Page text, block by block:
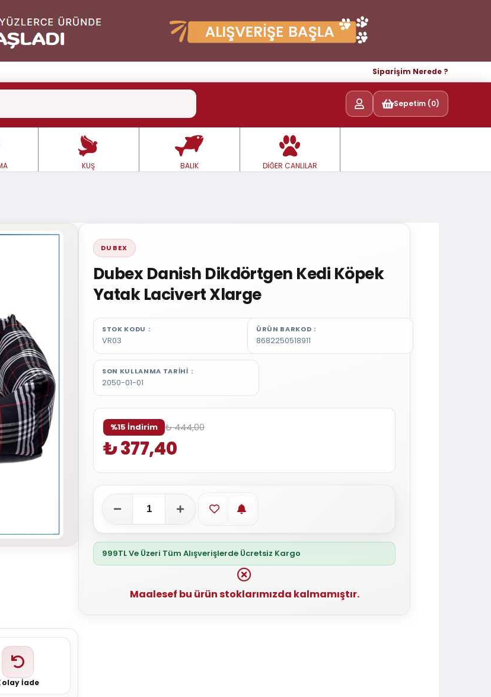
Siparişim Nerede ?
Sepetim (0)
KUŞ BALIK DİĞER CANLILAR
İade
DUBEX
Dubex Danish Dikdörtgen Kedi Köpek
Yatak Lacivert Xlarge
STOK KODU
VR03
ÜRÜN BARKOD
8682250518911
SON KULLANMA TARIHI
2050-01-01
%15 İndirim ₺ 444,00
₺ 377,40
Favorilere ekle
Stoğa gelince haber ver
999TL Ve Üzeri Tüm Alışverişlerde Ücretsiz Kargo
Maalesef bu ürün stoklarımızda kalmamıştır.